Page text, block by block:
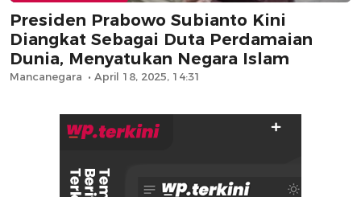
Presiden Prabowo Subianto Kini
Diangkat Sebagai Duta Perdamaian
Dunia, Menyatukan Negara Islam
Mancanegara April 18, 2025, 14:31